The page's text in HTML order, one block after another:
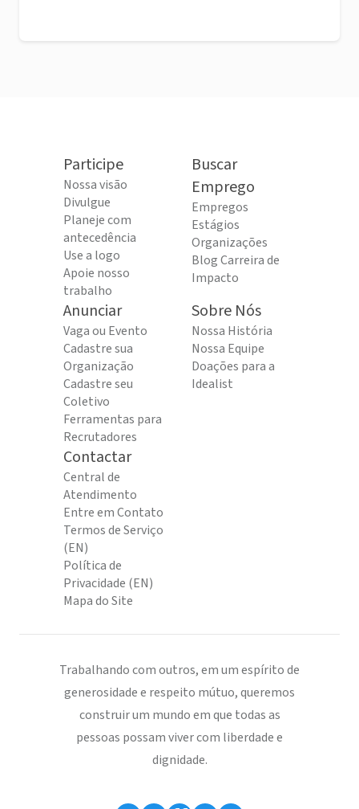
Participe
Nossa visão
Divulgue
Planeje com
antecedência
Use a logo
Apoie nosso
trabalho
Buscar
Emprego
Empregos
Estágios
Organizações
Blog Carreira de
Impacto
Anunciar
Vaga ou Evento
Cadastre sua
Organização
Cadastre seu
Coletivo
Ferramentas para
Recrutadores
Sobre Nós
Nossa História
Nossa Equipe
Doações para a
Idealist
Contactar
Central de
Atendimento
Entre em Contato
Termos de Serviço
(EN)
Política de
Privacidade (EN)
Mapa do Site
Trabalhando com outros, em um espírito de
generosidade e respeito mútuo, queremos
construir um mundo em que todas as
pessoas possam viver com liberdade e
dignidade.